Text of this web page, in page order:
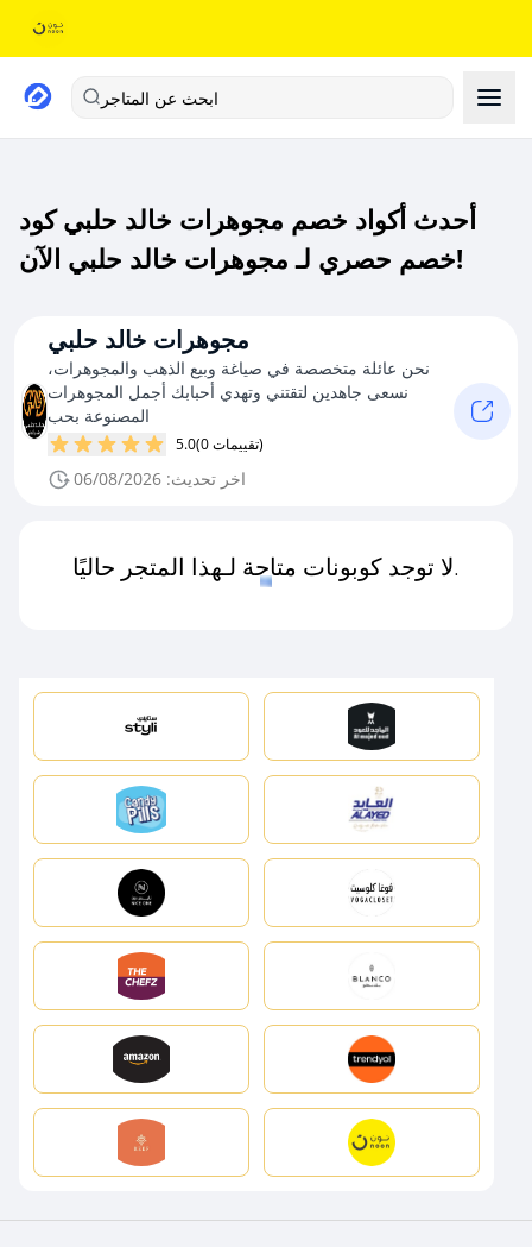
ابحث عن المتاجر
أحدث أكواد خصم مجوهرات خالد حلبي كود
خصم حصري لـ مجوهرات خالد حلبي الآن!
مجوهرات خالد حلبي
نحن عائلة متخصصة في صياغة وبيع الذهب والمجوهرات،
نسعى جاهدين لتقتني وتهدي أحبابك أجمل المجوهرات
المصنوعة بحب
5.0 (0 تقييمات)
اخر تحديث: 06/08/2026
لا توجد كوبونات متاحة لـهذا المتجر حاليًا.